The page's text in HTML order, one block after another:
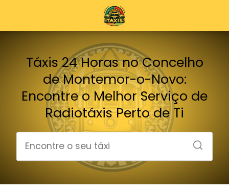
Táxis 24 Horas no Concelho
de Montemor-o-Novo:
Encontre o Melhor Serviço de
Radiotáxis Perto de Ti